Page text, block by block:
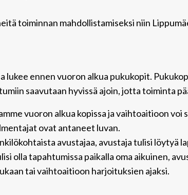
toiminnan mahdollistamiseksi niin
lukee ennen vuoron alkua pukukopit.
saavutaan hyvissä ajoin, jotta toiminta
vuoron alkua kopissa ja vaihtoaitioon
ovat antaneet luvan.
avustajaa, avustaja tulisi löytyä
olla tapahtumissa paikalla oma aikuinen,
tai vaihtoaitioon harjoituksien ajaksi.